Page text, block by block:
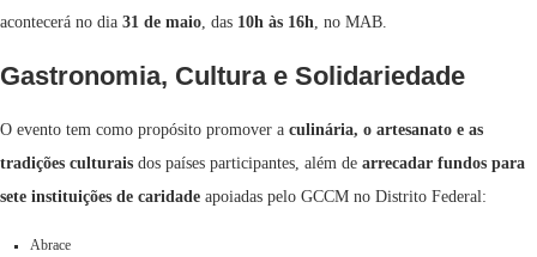
acontecerá no dia 31 de maio, das 10h às 16h, no MAB.
Gastronomia, Cultura e Solidariedade
O evento tem como propósito promover a culinária, o artesanato e as
tradições culturais dos países participantes, além de arrecadar fundos para
sete instituições de caridade apoiadas pelo GCCM no Distrito Federal:
Abrace